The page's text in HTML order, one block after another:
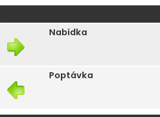
Nabídka
Poptávka